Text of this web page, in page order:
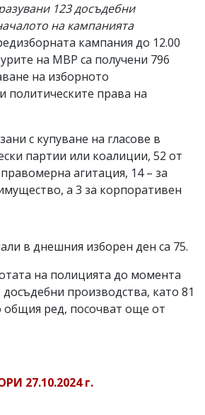
123 досъдебни
на кампанията
кампания до 12.00
на МВР са получени 796
на изборното
политическите права на
с купуване на гласове в
партии или коалиции, 52 от
агитация, 14 – за
а 3 за корпоративен
в днешния изборен ден са 75.
на полицията до момента
досъдебни производства, като 81
общия ред, посочват още от
27.10.2024 г.